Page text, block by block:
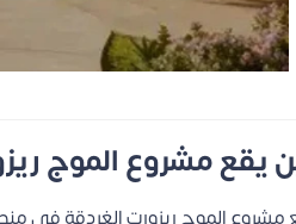
يقع مشروع الموج